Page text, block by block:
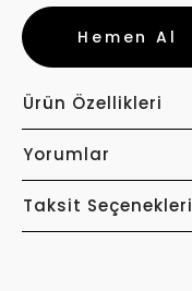
Hemen Al
Ürün Özellikleri
Yorumlar
Taksit Seçenekleri